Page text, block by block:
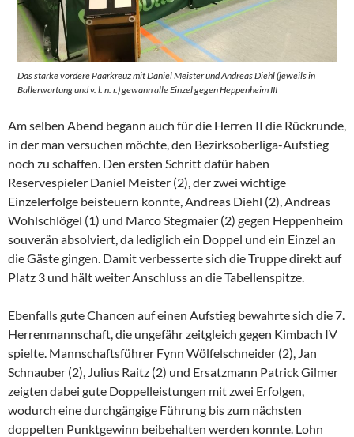
Das starke vordere Paarkreuz mit Daniel Meister und Andreas Diehl (jeweils in
Ballerwartung und v. l. n. r.) gewann alle Einzel gegen Heppenheim III
Am selben Abend begann auch für die Herren II die Rückrunde,
in der man versuchen möchte, den Bezirksoberliga-Aufstieg
noch zu schaffen. Den ersten Schritt dafür haben
Reservespieler Daniel Meister (2), der zwei wichtige
Einzelerfolge beisteuern konnte, Andreas Diehl (2), Andreas
Wohlschlögel (1) und Marco Stegmaier (2) gegen Heppenheim
souverän absolviert, da lediglich ein Doppel und ein Einzel an
die Gäste gingen. Damit verbesserte sich die Truppe direkt auf
Platz 3 und hält weiter Anschluss an die Tabellenspitze.
Ebenfalls gute Chancen auf einen Aufstieg bewahrte sich die 7.
Herrenmannschaft, die ungefähr zeitgleich gegen Kimbach IV
spielte. Mannschaftsführer Fynn Wölfelschneider (2), Jan
Schnauber (2), Julius Raitz (2) und Ersatzmann Patrick Gilmer
zeigten dabei gute Doppelleistungen mit zwei Erfolgen,
wodurch eine durchgängige Führung bis zum nächsten
doppelten Punktgewinn beibehalten werden konnte. Lohn